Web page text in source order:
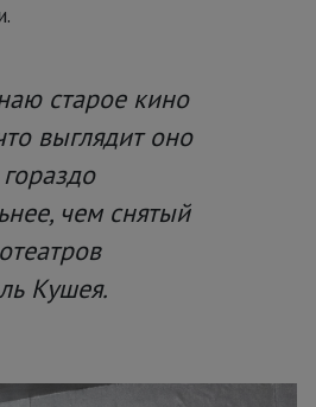
старое кино
выглядит оно
чем снятый
Кушея.